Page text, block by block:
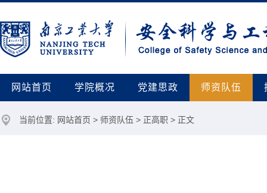
网站首页 学院概况 党建思政 师资队伍
当前位置: 网站首页 > 师资队伍 > 正高职 > 正文